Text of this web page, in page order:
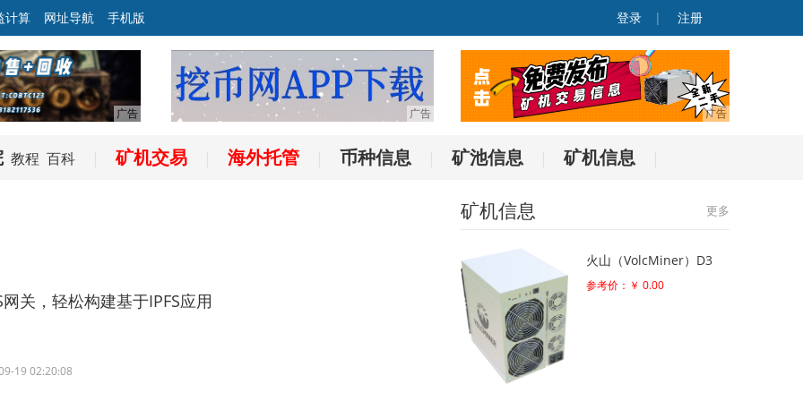
计算 网址导航 手机版 登录 | 注册
教程 百科 矿机交易 海外托管 币种信息 矿池信息 矿机信息
关，轻松构建基于IPFS应用
19 02:20:08
更多
矿机信息
火山（VolcMiner）D3
参考价：￥ 0.00